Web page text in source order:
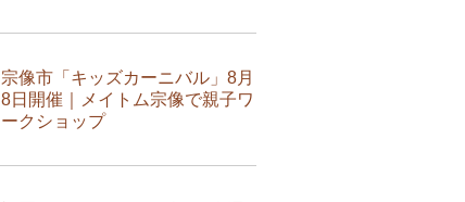
宗像市「キッズカーニバル」8月
8日開催｜メイトム宗像で親子ワ
ークショップ